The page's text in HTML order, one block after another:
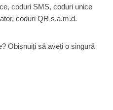
coduri SMS, coduri unice
coduri QR s.a.m.d.
Obișnuiți să aveți o singură